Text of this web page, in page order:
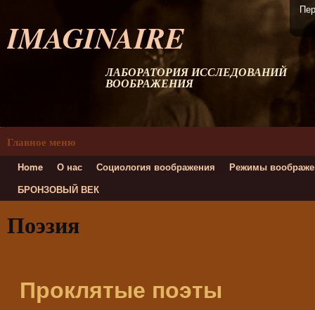
IMAGINAIRE
ЛАБОРАТОРИЯ ИССЛЕДОВАНИЙ
ВООБРАЖЕНИЯ
Главное меню
Home О нас Социология воображения
Режимы
БРОНЗОВЫЙ ВЕК
Поэзия
Проклятые поэты